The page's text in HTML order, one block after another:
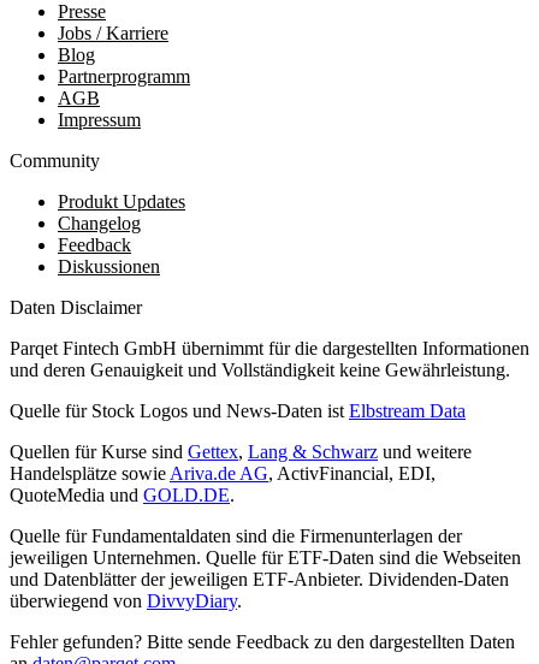
Presse
Jobs / Karriere
Blog
Partnerprogramm
AGB
Impressum
Community
Produkt Updates
Changelog
Feedback
Diskussionen
Daten Disclaimer
Parqet Fintech GmbH übernimmt für die dargestellten Informationen
und deren Genauigkeit und Vollständigkeit keine Gewährleistung.
Quelle für Stock Logos und News-Daten ist Elbstream Data
Quellen für Kurse sind Gettex, Lang & Schwarz und weitere
Handelsplätze sowie Ariva.de AG, ActivFinancial, EDI,
QuoteMedia und GOLD.DE.
Quelle für Fundamentaldaten sind die Firmenunterlagen der
jeweiligen Unternehmen. Quelle für ETF-Daten sind die Webseiten
und Datenblätter der jeweiligen ETF-Anbieter. Dividenden-Daten
überwiegend von DivvyDiary.
Fehler gefunden? Bitte sende Feedback zu den dargestellten Daten